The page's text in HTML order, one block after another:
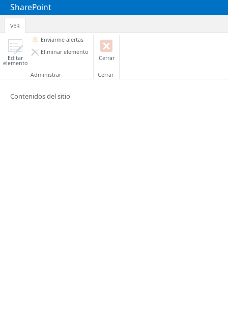
SharePoint
VER
Editar
elemento
Enviarme alertas
Eliminar elemento
Administrar
Cerrar
Cerrar
Contenidos del sitio